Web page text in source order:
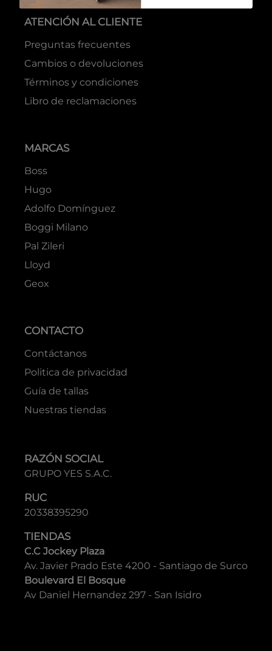
ATENCIÓN AL CLIENTE
Preguntas frecuentes
Cambios o devoluciones
Términos y condiciones
Libro de reclamaciones
MARCAS
Boss
Hugo
Adolfo Domínguez
Boggi Milano
Pal Zileri
Lloyd
Geox
CONTACTO
Contáctanos
Politica de privacidad
Guía de tallas
Nuestras tiendas
RAZÓN SOCIAL
GRUPO YES S.A.C.
RUC
20338395290
TIENDAS
C.C Jockey Plaza
Av. Javier Prado Este 4200 - Santiago de Surco
Boulevard El Bosque
Av Daniel Hernandez 297 - San Isidro